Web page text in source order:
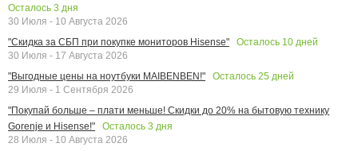
Осталось 3 дня
30 Июля - 10 Августа 2026
"Скидка за СБП при покупке мониторов Hisense"
Осталось 10 дней
30 Июля - 17 Августа 2026
"Выгодные цены на ноутбуки MAIBENBEN!"
Осталось 25 дней
29 Июля - 1 Сентября 2026
"Покупай больше – плати меньше! Скидки до 20% на бытовую технику
Gorenje и Hisense!"
Осталось 3 дня
28 Июля - 10 Августа 2026